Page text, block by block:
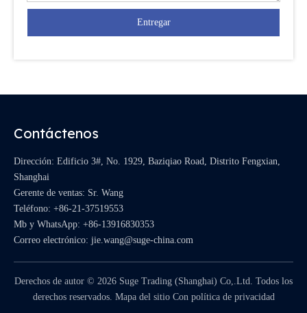
Entregar
Contáctenos
Dirección: Edificio 3#, No. 1929, Baziqiao Road, Distrito Fengxian,
Shanghai
Gerente de ventas: Sr. Wang
Teléfono: +86-21-37519553
Mb y WhatsApp: +86-13916830353
Correo electrónico: jie.wang@suge-china.com
Derechos de autor © 2026 Suge Trading (Shanghai) Co,.Ltd. Todos los
derechos reservados. Mapa del sitioCon política de privacidad